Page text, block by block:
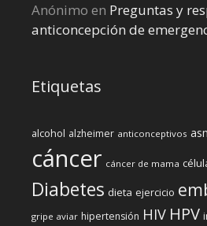
Anónimo en Preguntas y
anticoncepción de
Etiquetas
alcohol alzheimer anticonceptivos
cáncer cáncer de mama
Diabetes dieta ejercicio
gripe aviar hipertensión HIV HPV